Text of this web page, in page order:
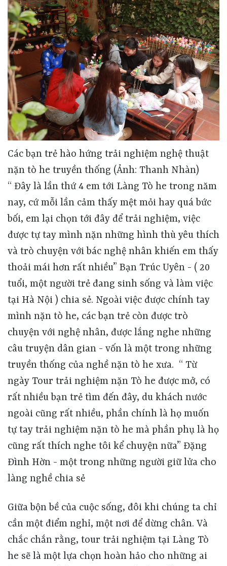
Các bạn trẻ hào hứng trải nghiệm nghệ thuật
nặn tò he truyền thống (Ảnh: Thanh Nhàn)
“ Đây là lần thứ 4 em tới Làng Tò he trong năm nay, cứ mỗi lần cảm thấy mệt mỏi hay quá bức bối, em lại chọn tới đây để trải nghiệm, việc được tự tay mình nặn những hình thù yêu thích và trò chuyện với bác nghệ nhân khiến em thấy thoải mái hơn rất nhiều” Bạn Trúc Uyên - ( 20 tuổi, một người trẻ đang sinh sống và làm việc tại Hà Nội ) chia sẻ. Ngoài việc được chính tay mình nặn tò he, các bạn trẻ còn được trò chuyện với nghệ nhân, được lắng nghe những câu truyện dân gian - vốn là một trong những truyền
Giữa bộn bề của cuộc sống, đôi khi chúng ta chỉ
cần một điểm nghỉ, một nơi để dừng chân. Và
chắc chắn rằng, tour trải nghiệm tại Làng Tò
he sẽ là một lựa chọn hoàn hảo cho những ai